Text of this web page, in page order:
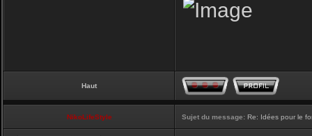
Haut
NikoLifeStyle Sujet du message: Re: Idées pour le